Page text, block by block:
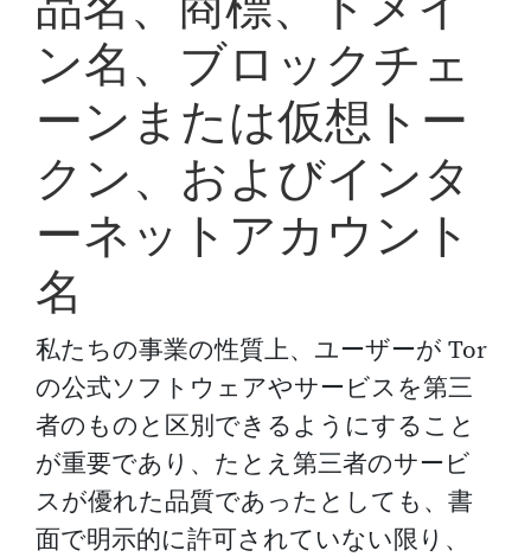
ン名、ブロックチェ
ーンまたは仮想トー
クン、およびインタ
ーネットアカウント
名
私たちの事業の性質上、ユーザーが Tor
の公式ソフトウェアやサービスを第三
者のものと区別できるようにすること
が重要であり、たとえ第三者のサービ
スが優れた品質であったとしても、書
面で明示的に許可されていない限り、